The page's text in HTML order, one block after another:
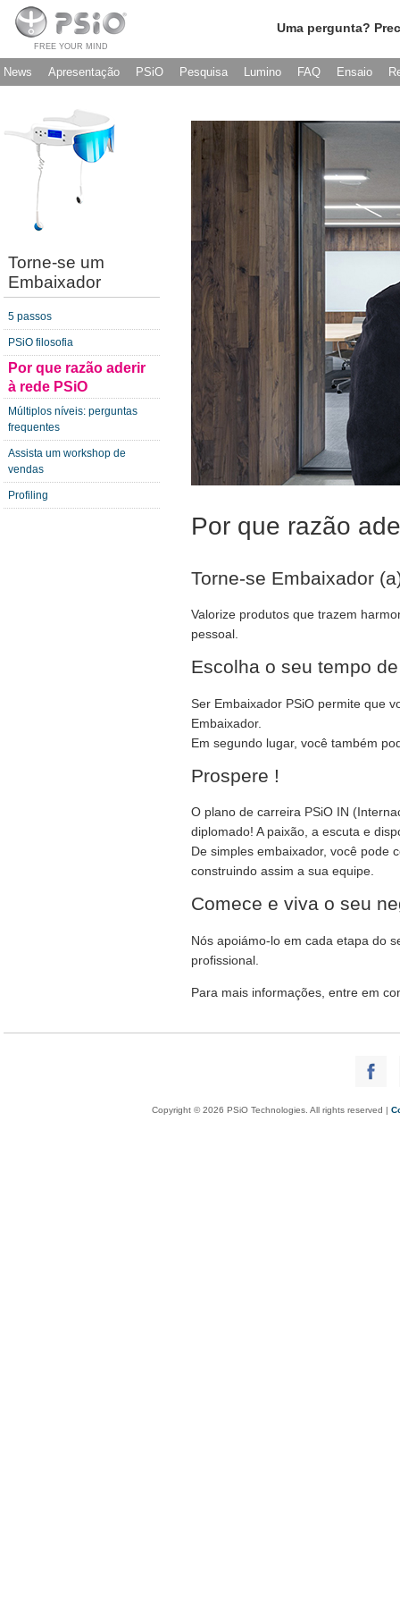
FREE YOUR MIND
Uma pergunta?
News Apresentação PSiO Pesquisa Lumino FAQ Ensaio
Torne-se um
Embaixador
5 passos
PSiO filosofia
Por que razão aderir
à rede PSiO
Múltiplos níveis: perguntas
frequentes
Assista um workshop de
vendas
Profiling
Por que razão
Torne-se Embaixador
Valorize produtos que trazem
pessoal.
Escolha o seu tempo
Ser Embaixador PSiO permite que
Embaixador.
Em segundo lugar, você também
Prospere !
O plano de carreira PSiO IN
diplomado! A paixão, a escuta e
De simples embaixador, você pode
construindo assim a sua equipe.
Comece e viva o seu
Nós apoiámo-lo em cada etapa do
profissional.
Para mais informações, entre em
Copyright © 2026 PSiO Technologies. All rights reserved |